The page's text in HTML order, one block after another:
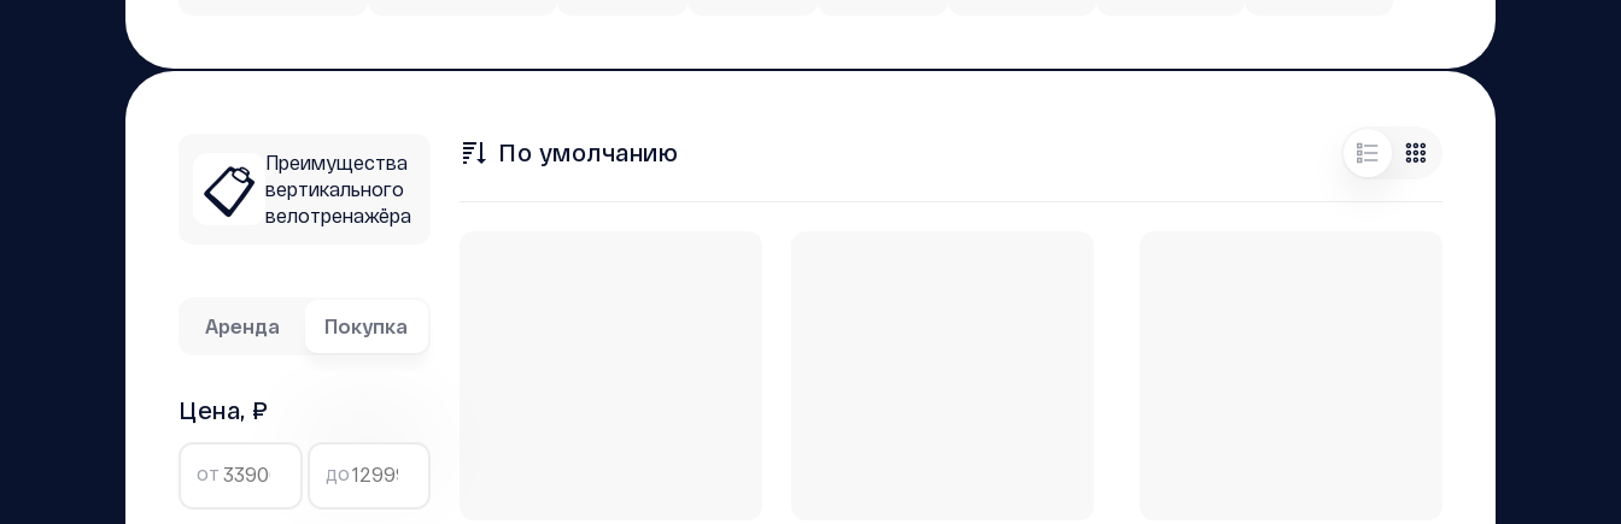
📋 Преимущества
вертикального
велотренажёра
Аренда Покупка
Цена, ₽
от до
По умолчанию